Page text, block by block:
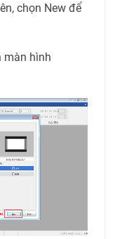
chọn New để
màn hình